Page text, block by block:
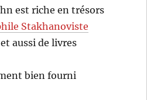
est riche en trésors
Stakhanoviste
aussi de livres
bien fourni